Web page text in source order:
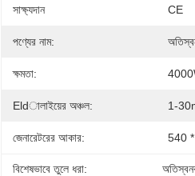
সাক্ষ্যদান CE
পণ্যের নাম:
ক্ষমতা:
Eldালাইয়ের অঞ্চল: 1-
জেনারেটরের আকার: 540
বিশেষভাবে তুলে ধরা: